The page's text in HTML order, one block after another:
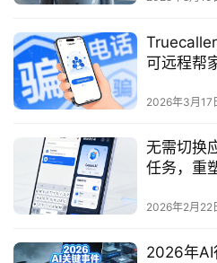
Truecaller
可远程帮
2026年3月17
无需切换
任务，重
2026年2月22
2026年AI